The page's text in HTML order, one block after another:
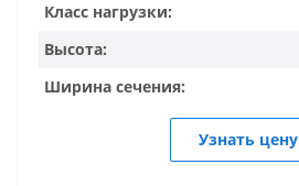
Класс нагрузки:
Высота:
Ширина сечения:
Узнать цену